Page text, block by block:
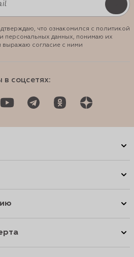
что ознакомился с политикой
персональных данных, понимаю их
выражаю согласие с ними
в соцсетях: